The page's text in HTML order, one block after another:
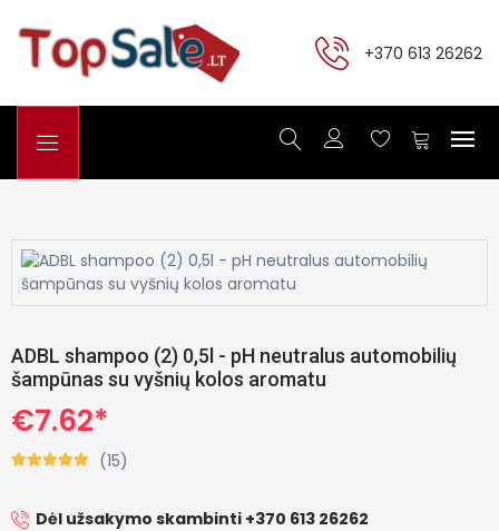
+370 613 26262
ADBL shampoo (2) 0,5l - pH neutralus automobilių
šampūnas su vyšnių kolos aromatu
€7.62*
(15)
Dėl užsakymo skambinti +370 613 26262